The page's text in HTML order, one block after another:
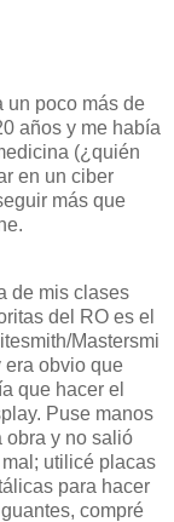
un poco más de
años y me había
(¿quién
en un ciber
más que
de mis clases
del RO es el
Mastersmi
era obvio que
que hacer el
Puse manos
obra y no salió
utilicé placas
para hacer
guantes, compré